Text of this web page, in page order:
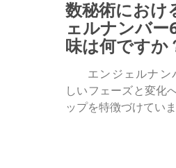
数秘術におけ
ェルナンバー
味は何ですか
エンジェルナン
しいフェーズと変化
ップを特徴づけていま